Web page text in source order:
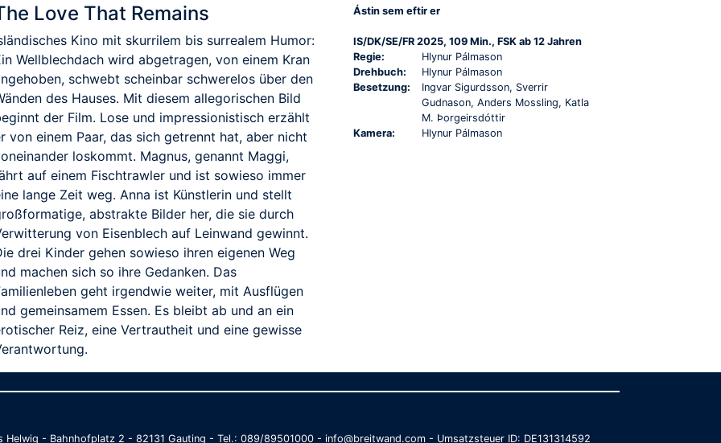
Love That Remains
Kino mit skurrilem bis surrealem Humor:
Wellblechdach wird abgetragen, von einem Kran
schwebt scheinbar schwerelos über den
des Hauses. Mit diesem allegorischen Bild
der Film. Lose und impressionistisch erzählt
von einem Paar, das sich getrennt hat, aber nicht
loskommt. Magnus, genannt Maggi,
auf einem Fischtrawler und ist sowieso immer
lange Zeit weg. Anna ist Künstlerin und stellt
abstrakte Bilder her, die sie durch
von Eisenblech auf Leinwand gewinnt.
drei Kinder gehen sowieso ihren eigenen Weg
machen sich so ihre Gedanken. Das
geht irgendwie weiter, mit Ausflügen
gemeinsamem Essen. Es bleibt ab und an ein
Reiz, eine Vertrautheit und eine gewisse
Ástin sem eftir er
IS/DK/SE/FR 2025, 109 Min., FSK ab 12 Jahren
Regie:
Hlynur Pálmason
Drehbuch:
Hlynur Pálmason
Besetzung:
Ingvar Sigurdsson, Sverrir
Gudnason, Anders Mossling, Katla
M. Þorgeirsdóttir
Kamera:
Hlynur Pálmason
- Bahnhofplatz 2 - 82131 Gauting - Tel.: 089/89501000 - info@breitwand.com - Umsatzsteuer ID: DE131314592